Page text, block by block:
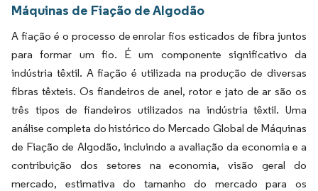
Máquinas de Fiação de Algodão
A fiação é o processo de enrolar fios esticados de fibra juntos
para formar um fio. É um componente significativo da
indústria têxtil. A fiação é utilizada na produção de diversas
fibras têxteis. Os fiandeiros de anel, rotor e jato de ar são os
três tipos de fiandeiros utilizados na indústria têxtil. Uma
análise completa do histórico do Mercado Global de Máquinas
de Fiação de Algodão, incluindo a avaliação da economia e a
contribuição dos setores na economia, visão geral do
mercado, estimativa do tamanho do mercado para os